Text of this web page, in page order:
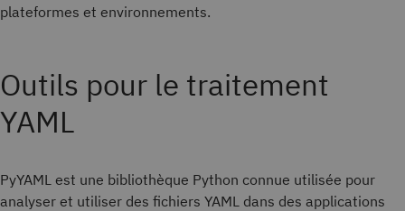
plateformes et environnements.
Outils pour le traitement
YAML
PyYAML est une bibliothèque Python connue utilisée pour
analyser et utiliser des fichiers YAML dans des applications